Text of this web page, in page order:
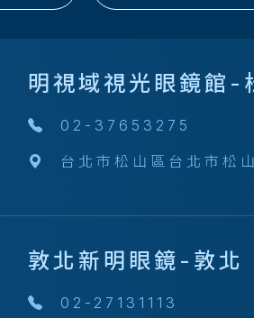
明視域視光眼鏡館-
02-37653275
台北市松山區台北市松
敦北新明眼鏡-敦北
02-27131113